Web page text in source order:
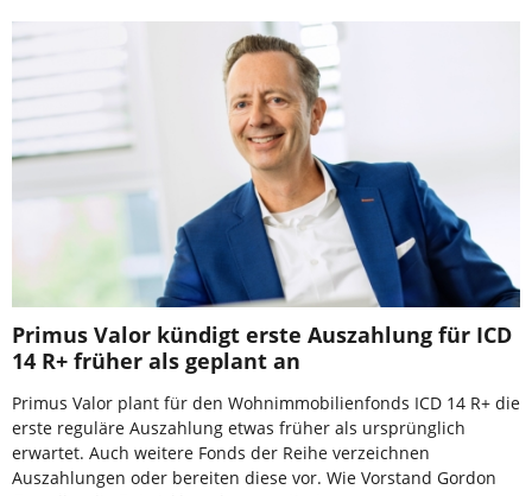
Primus Valor kündigt erste Auszahlung für ICD
14 R+ früher als geplant an
Primus Valor plant für den Wohnimmobilienfonds ICD 14 R+ die
erste reguläre Auszahlung etwas früher als ursprünglich
erwartet. Auch weitere Fonds der Reihe verzeichnen
Auszahlungen oder bereiten diese vor. Wie Vorstand Gordon